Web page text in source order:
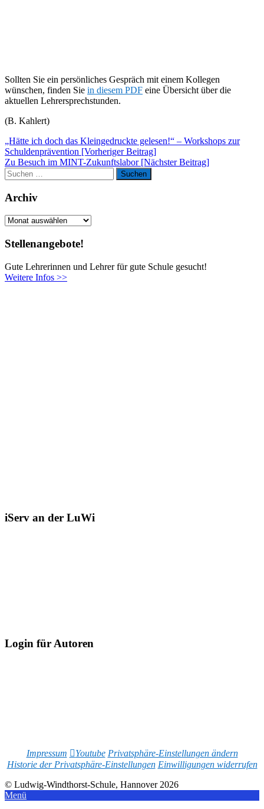
Sollten Sie ein persönliches Gespräch mit einem Kollegen
wünschen, finden Sie in diesem PDF eine Übersicht über die
aktuellen Lehrersprechstunden.
(B. Kahlert)
Beitragsnavigation
„Hätte ich doch das Kleingedruckte gelesen!“ – Workshops zur
Schuldenprävention [Vorheriger Beitrag]
Zu Besuch im MINT-Zukunftslabor [Nächster Beitrag]
Suchen
nach:
Suchen
Archiv
Archiv
Stellenangebote!
Gute Lehrerinnen und Lehrer für gute Schule gesucht!
Weitere Infos >>
iServ an der LuWi
Login für Autoren
Impressum Youtube Privatsphäre-Einstellungen ändern
Historie der Privatsphäre-Einstellungen Einwilligungen widerrufen
© Ludwig-Windthorst-Schule, Hannover 2026
Menü